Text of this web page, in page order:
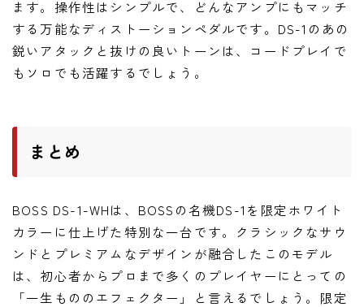
ます。操作性はシンプルで、どんなアンプにもマッチ
する万能なディストーションペダルです。DS-1のあの
鋭いアタックと抜けの良いトーンは、コードプレイで
もソロでも活躍するでしょう。
まとめ
BOSS DS-1-WHは、BOSSの名機DS-1を限定ホワイト
カラーに仕上げた特別な一台です。クラシックなサウ
ンドとプレミアムなデザインが融合したこのモデル
は、初心者からプロまで多くのプレイヤーにとっての
「一生もののエフェクター」と言えるでしょう。限定